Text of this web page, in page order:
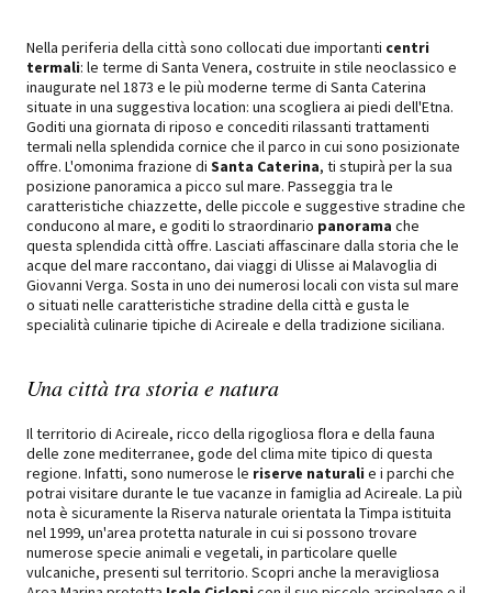
Nella periferia della città sono collocati due importanti centri
termali: le terme di Santa Venera, costruite in stile neoclassico e
inaugurate nel 1873 e le più moderne terme di Santa Caterina
situate in una suggestiva location: una scogliera ai piedi dell'Etna.
Goditi una giornata di riposo e concediti rilassanti trattamenti
termali nella splendida cornice che il parco in cui sono posizionate
offre. L'omonima frazione di Santa Caterina, ti stupirà per la sua
posizione panoramica a picco sul mare. Passeggia tra le
caratteristiche chiazzette, delle piccole e suggestive stradine che
conducono al mare, e goditi lo straordinario panorama che
questa splendida città offre. Lasciati affascinare dalla storia che le
acque del mare raccontano, dai viaggi di Ulisse ai Malavoglia di
Giovanni Verga. Sosta in uno dei numerosi locali con vista sul mare
o situati nelle caratteristiche stradine della città e gusta le
specialità culinarie tipiche di Acireale e della tradizione siciliana.
Una città tra storia e natura
Il territorio di Acireale, ricco della rigogliosa flora e della fauna
delle zone mediterranee, gode del clima mite tipico di questa
regione. Infatti, sono numerose le riserve naturali e i parchi che
potrai visitare durante le tue vacanze in famiglia ad Acireale. La più
nota è sicuramente la Riserva naturale orientata la Timpa istituita
nel 1999, un'area protetta naturale in cui si possono trovare
numerose specie animali e vegetali, in particolare quelle
vulcaniche, presenti sul territorio. Scopri anche la meravigliosa